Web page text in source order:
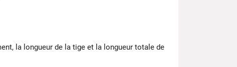
la longueur de la tige et la longueur totale de